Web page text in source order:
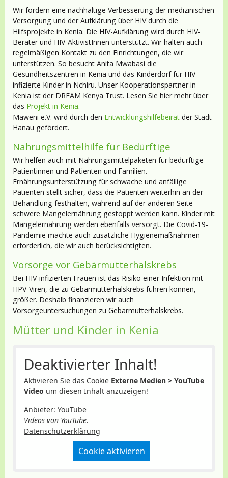
Wir fördern eine nachhaltige Verbesserung der medizinischen
Versorgung und der Aufklärung über HIV durch die
Hilfsprojekte in Kenia. Die HIV-Aufklärung wird durch HIV-
Berater und HIV-AktivistInnen unterstützt. Wir halten auch
regelmäßigen Kontakt zu den Einrichtungen, die wir
unterstützen. So besucht Anita Mwabasi die
Gesundheitszentren in Kenia und das Kinderdorf für HIV-
infizierte Kinder in Nchiru. Unser Kooperationspartner in
Kenia ist der DREAM Kenya Trust. Lesen Sie hier mehr über
das Projekt in Kenia.
Maweni e.V. wird durch den Entwicklungshilfebeirat der Stadt
Hanau gefördert.
Nahrungsmittelhilfe für Bedürftige
Wir helfen auch mit Nahrungsmittelpaketen für bedürftige
Patientinnen und Patienten und Familien.
Ernährungsunterstützung für schwache und anfällige
Patienten stellt sicher, dass die Patienten weiterhin an der
Behandlung festhalten, während auf der anderen Seite
schwere Mangelernährung gestoppt werden kann. Kinder mit
Mangelernährung werden ebenfalls versorgt. Die Covid-19-
Pandemie machte auch zusätzliche Hygienemaßnahmen
erforderlich, die wir auch berücksichtigten.
Vorsorge vor Gebärmutterhalskrebs
Bei HIV-infizierten Frauen ist das Risiko einer Infektion mit
HPV-Viren, die zu Gebärmutterhalskrebs führen können,
größer. Deshalb finanzieren wir auch
Vorsorgeuntersuchungen zu Gebärmutterhalskrebs.
Mütter und Kinder in Kenia
Deaktivierter Inhalt!
Aktivieren Sie das Cookie Externe Medien > YouTube
Video um diesen Inhalt anzuzeigen!
Anbieter: YouTube
Videos von YouTube.
Datenschutzerklärung
Cookie aktivieren